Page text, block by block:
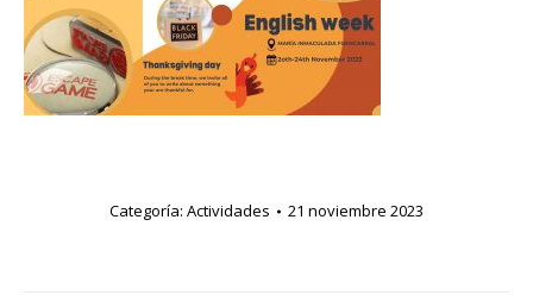
Categoría: Actividades 21 noviembre 2023